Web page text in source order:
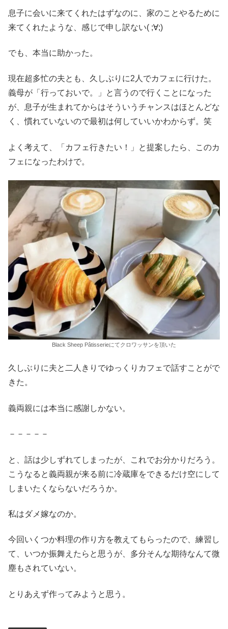
息子に会いに来てくれたはずなのに、家のことやるために
来てくれたような、感じで申し訳ない( ;∀;)
でも、本当に助かった。
現在超多忙の夫とも、久しぶりに2人でカフェに行けた。
義母が「行っておいで。」と言うので行くことになった
が、息子が生まれてからはそういうチャンスはほとんどな
く、慣れていないので最初は何していいかわからず。笑
よく考えて、「カフェ行きたい！」と提案したら、このカ
フェになったわけで。
Black Sheep Pâtisserieにてクロワッサンを頂いた
久しぶりに夫と二人きりでゆっくりカフェで話すことがで
きた。
義両親には本当に感謝しかない。
－－－－－
と、話は少しずれてしまったが、これでお分かりだろう。
こうなると義両親が来る前に冷蔵庫をできるだけ空にして
しまいたくならないだろうか。
私はダメ嫁なのか。
今回いくつか料理の作り方を教えてもらったので、練習し
て、いつか振舞えたらと思うが、多分そんな期待なんて微
塵もされていない。
とりあえず作ってみようと思う。